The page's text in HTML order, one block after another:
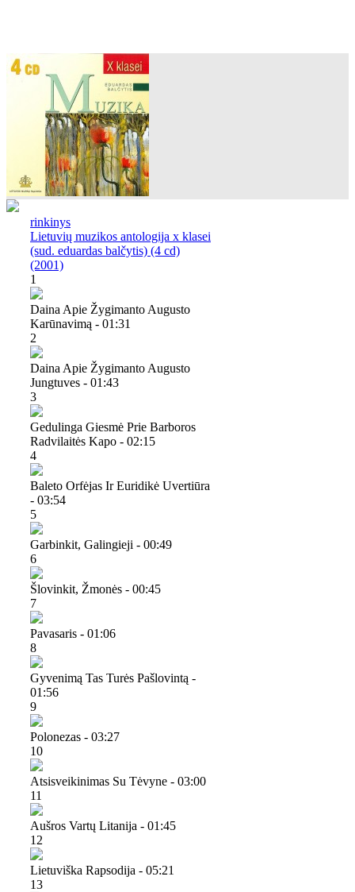
rinkinys
Lietuvių muzikos antologija x klasei
(sud. eduardas balčytis) (4 cd)
(2001)
1
Daina Apie Žygimanto Augusto
Karūnavimą - 01:31
2
Daina Apie Žygimanto Augusto
Jungtuves - 01:43
3
Gedulinga Giesmė Prie Barboros
Radvilaitės Kapo - 02:15
4
Baleto Orfėjas Ir Euridikė Uvertiūra
- 03:54
5
Garbinkit, Galingieji - 00:49
6
Šlovinkit, Žmonės - 00:45
7
Pavasaris - 01:06
8
Gyvenimą Tas Turės Pašlovintą -
01:56
9
Polonezas - 03:27
10
Atsisveikinimas Su Tėvyne - 03:00
11
Aušros Vartų Litanija - 01:45
12
Lietuviška Rapsodija - 05:21
13